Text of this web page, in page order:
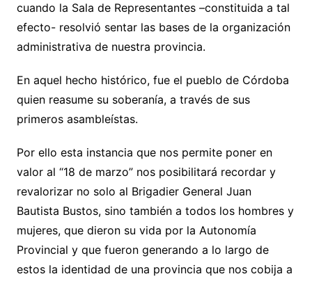
cuando la Sala de Representantes –constituida a tal
efecto- resolvió sentar las bases de la organización
administrativa de nuestra provincia.
En aquel hecho histórico, fue el pueblo de Córdoba
quien reasume su soberanía, a través de sus
primeros asambleístas.
Por ello esta instancia que nos permite poner en
valor al “18 de marzo” nos posibilitará recordar y
revalorizar no solo al Brigadier General Juan
Bautista Bustos, sino también a todos los hombres y
mujeres, que dieron su vida por la Autonomía
Provincial y que fueron generando a lo largo de
estos la identidad de una provincia que nos cobija a